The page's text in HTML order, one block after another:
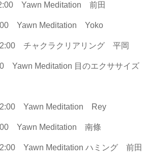
Yawn Meditation 前田
Yawn Meditation Yoko
ャクラクリアリング 平岡
Yawn Meditation 目のエクササイズ
Meditation Rey
Yawn Meditation 南條
Meditation ハミング 前田